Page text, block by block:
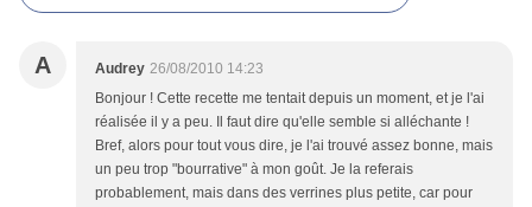
A Audrey 26/08/2010 14:23
Bonjour ! Cette recette me tentait depuis un moment, et je l'ai
réalisée il y a peu. Il faut dire qu'elle semble si alléchante !
Bref, alors pour tout vous dire, je l'ai trouvé assez bonne, mais
un peu trop "bourrative" à mon goût. Je la referais
probablement, mais dans des verrines plus petite, car pour